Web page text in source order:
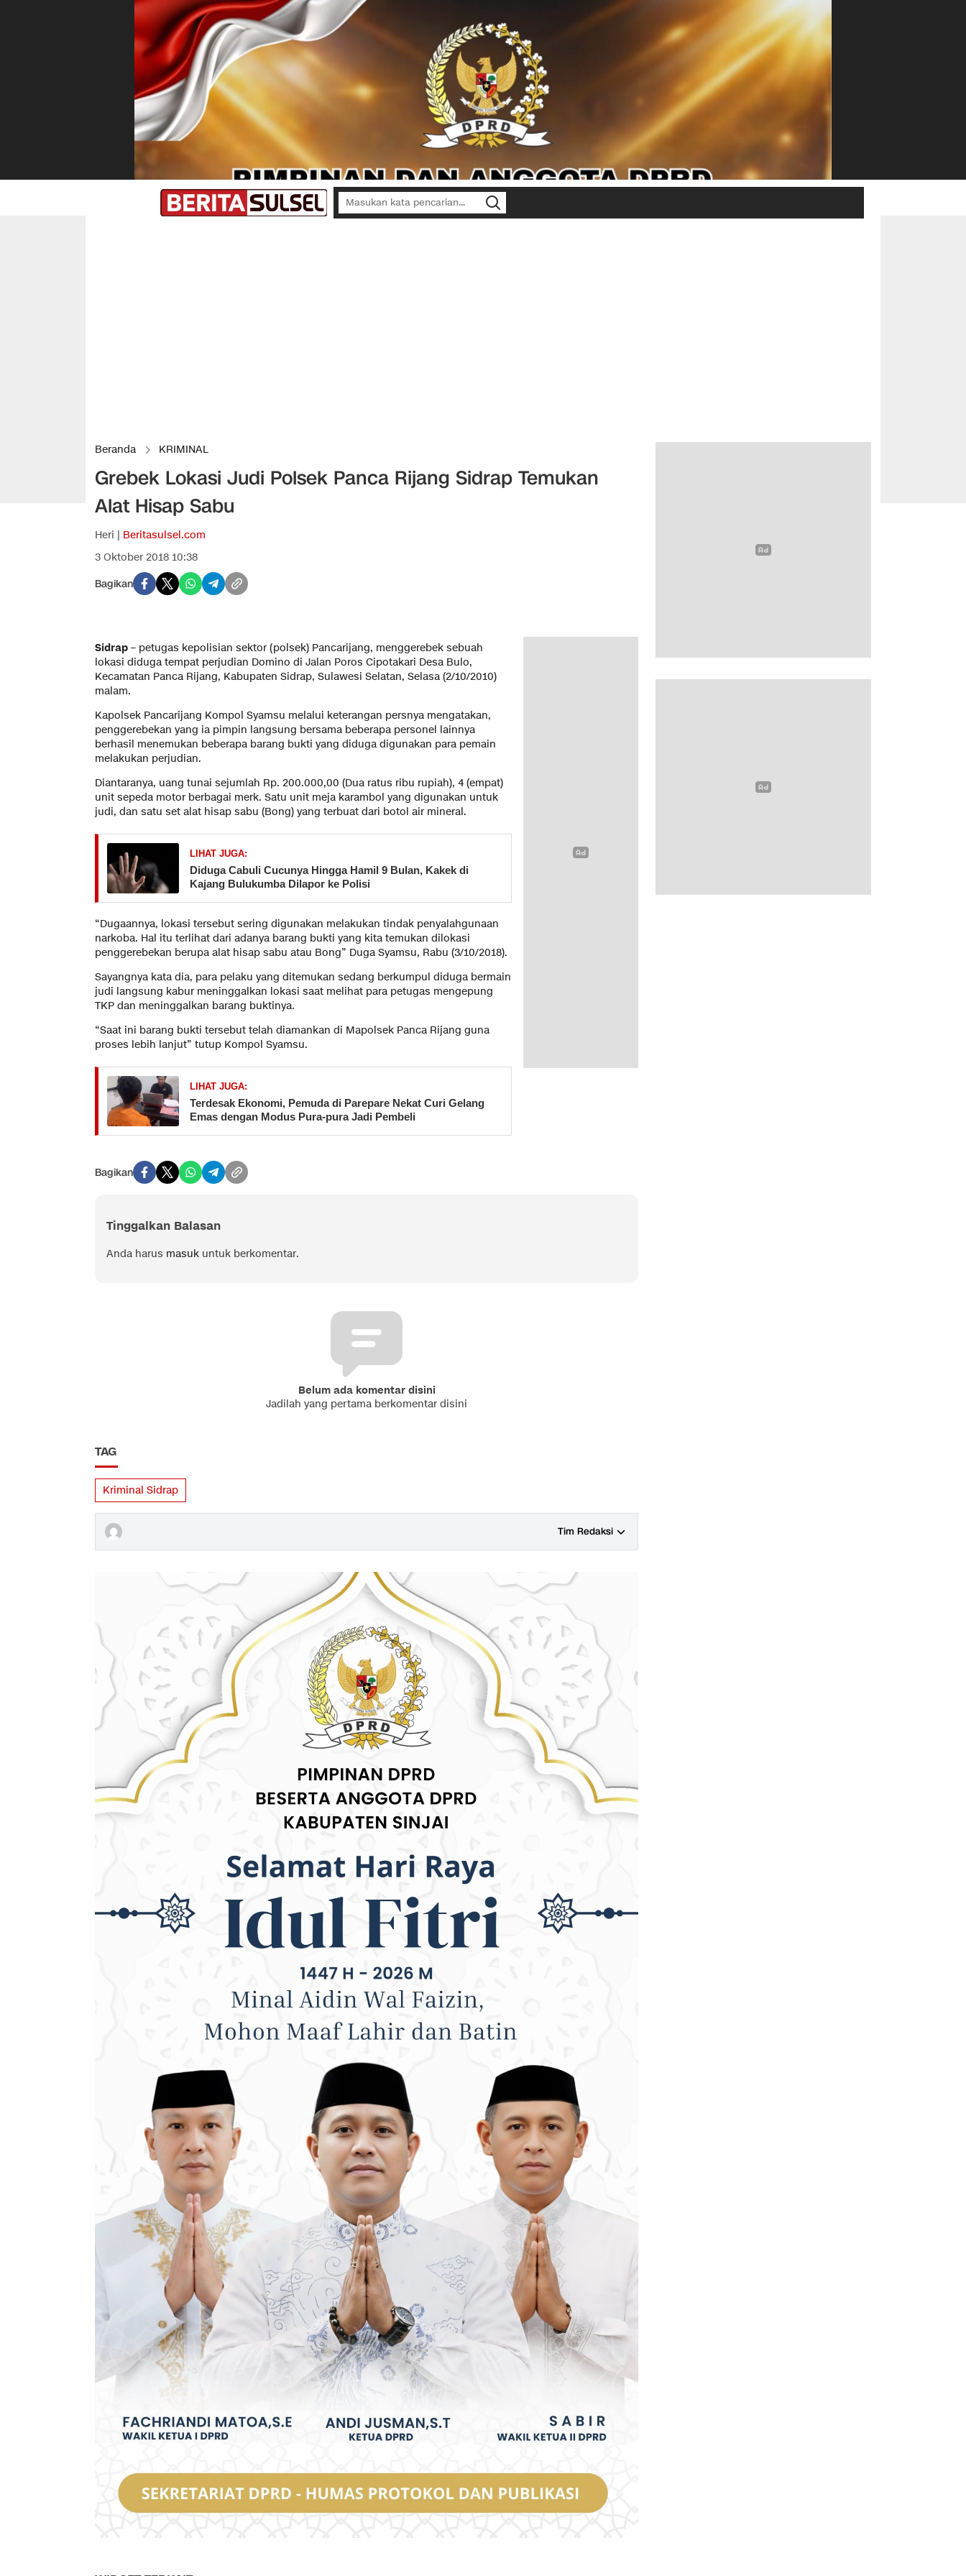
Beranda KRIMINAL
Grebek Lokasi Judi Polsek Panca Rijang Sidrap Temukan
Alat Hisap Sabu
Heri | Beritasulsel.com
3 Oktober 2018 10:38
Bagikan
Sidrap – petugas kepolisian sektor (polsek) Pancarijang, menggerebek sebuah
lokasi diduga tempat perjudian Domino di Jalan Poros Cipotakari Desa Bulo,
Kecamatan Panca Rijang, Kabupaten Sidrap, Sulawesi Selatan, Selasa (2/10/2010)
malam.
Kapolsek Pancarijang Kompol Syamsu melalui keterangan persnya mengatakan,
penggerebekan yang ia pimpin langsung bersama beberapa personel lainnya
berhasil menemukan beberapa barang bukti yang diduga digunakan para pemain
melakukan perjudian.
Diantaranya, uang tunai sejumlah Rp. 200.000,00 (Dua ratus ribu rupiah), 4 (empat)
unit sepeda motor berbagai merk. Satu unit meja karambol yang digunakan untuk
judi, dan satu set alat hisap sabu (Bong) yang terbuat dari botol air mineral.
LIHAT JUGA:
Diduga Cabuli Cucunya Hingga Hamil 9 Bulan, Kakek di
Kajang Bulukumba Dilapor ke Polisi
“Dugaannya, lokasi tersebut sering digunakan melakukan tindak penyalahgunaan
narkoba. Hal itu terlihat dari adanya barang bukti yang kita temukan dilokasi
penggerebekan berupa alat hisap sabu atau Bong” Duga Syamsu, Rabu (3/10/2018).
Sayangnya kata dia, para pelaku yang ditemukan sedang berkumpul diduga bermain
judi langsung kabur meninggalkan lokasi saat melihat para petugas mengepung
TKP dan meninggalkan barang buktinya.
“Saat ini barang bukti tersebut telah diamankan di Mapolsek Panca Rijang guna
proses lebih lanjut” tutup Kompol Syamsu.
LIHAT JUGA:
Terdesak Ekonomi, Pemuda di Parepare Nekat Curi Gelang
Emas dengan Modus Pura-pura Jadi Pembeli
Bagikan
Tinggalkan Balasan
Anda harus masuk untuk berkomentar.
Belum ada komentar disini
Jadilah yang pertama berkomentar disini
TAG
Kriminal Sidrap
Tim Redaksi